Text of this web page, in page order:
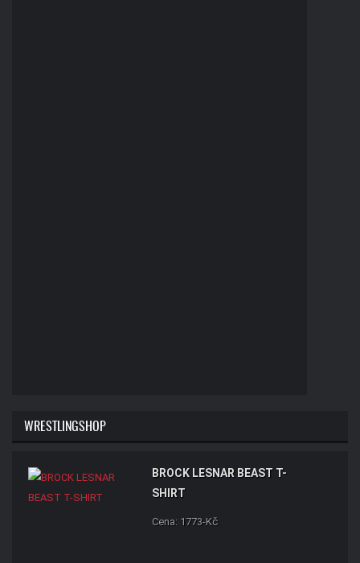
WRESTLINGSHOP
BROCK LESNAR BEAST T-
SHIRT
Cena: 1773-Kč